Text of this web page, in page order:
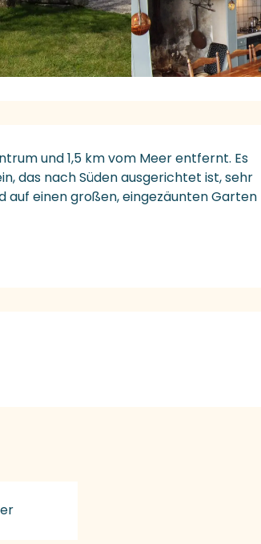
und 1,5 km vom Meer entfernt. Es
das nach Süden ausgerichtet ist, sehr
einen großen, eingezäunten Garten